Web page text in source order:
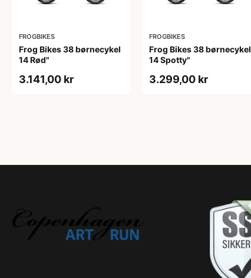
FROGBIKES
Frog Bikes 38 børnecykel
14 Rød"
3.141,00 kr
FROGBIKES
Frog Bikes 38 børnecykel
14 Spotty"
3.299,00 kr